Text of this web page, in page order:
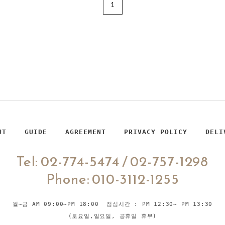
1
GUIDE AGREEMENT PRIVACY POLICY
Tel: 02-774-5474 / 02-757-1298
Phone: 010-3112-1255
월~금 AM 09:00~PM 18:00 점심시간 : PM 12:30~ PM 13:30
(토요일,일요일, 공휴일 휴무)